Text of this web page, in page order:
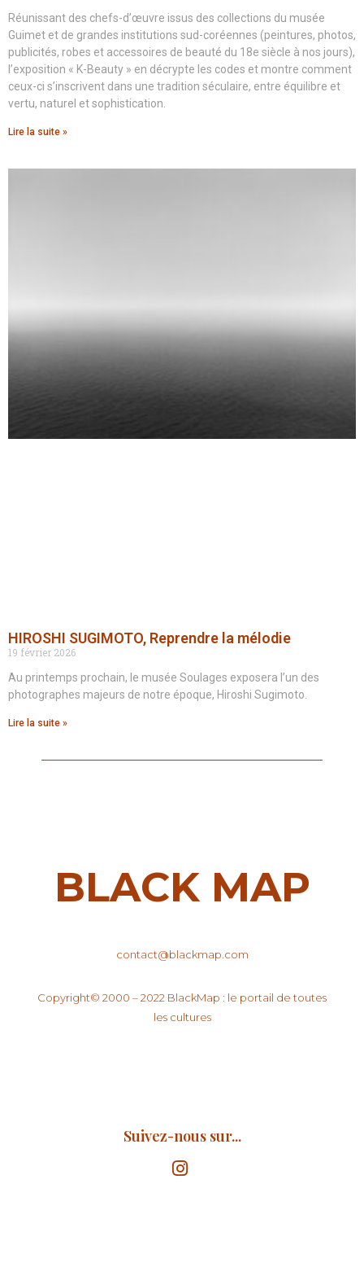
Réunissant des chefs-d’œuvre issus des collections du musée
Guimet et de grandes institutions sud-coréennes (peintures, photos,
publicités, robes et accessoires de beauté du 18e siècle à nos jours),
l’exposition « K-Beauty » en décrypte les codes et montre comment
ceux-ci s’inscrivent dans une tradition séculaire, entre équilibre et
vertu, naturel et sophistication.
Lire la suite »
HIROSHI SUGIMOTO, Reprendre la mélodie
19 février 2026
Au printemps prochain, le musée Soulages exposera l’un des
photographes majeurs de notre époque, Hiroshi Sugimoto.
Lire la suite »
BLACK MAP
contact@blackmap.com
Copyright© 2000 – 2022 BlackMap : le portail de toutes
les cultures
Suivez-nous sur...